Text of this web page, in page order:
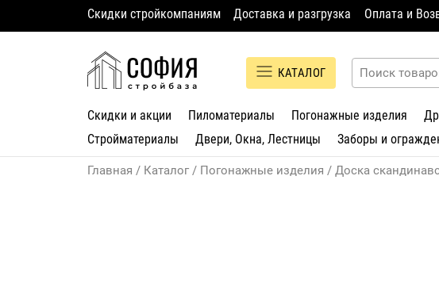
Скидки стройкомпаниям Доставка и разгрузка Оплата и
КАТАЛОГ
Скидки и акции Пиломатериалы Погонажные изделия
Стройматериалы
Двери, Окна, Лестницы Заборы и
Главная Каталог Погонажные изделия Доска